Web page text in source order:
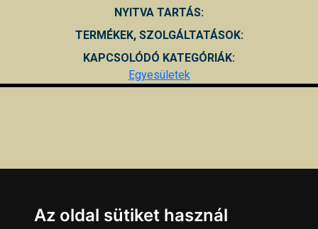
NYITVA TARTÁS:
TERMÉKEK, SZOLGÁLTATÁSOK:
KAPCSOLÓDÓ KATEGÓRIÁK:
Egyesületek
Az oldal sütiket használ